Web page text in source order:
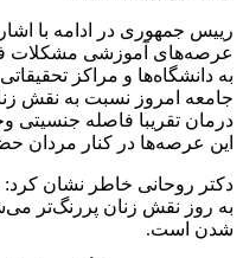
رییس‌ جمهوری در ادامه با
عرصه‌های آموزشی مشکلات
به دانشگاه‌ها و مراکز
جامعه امروز نسبت به نقش
درمان تقریبا فاصله جنسیتی
این عرصه‌ها در کنار مردان
دکتر روحانی خاطر نشان کرد:
به روز نقش زنان پررنگ‌تر
شدن است.